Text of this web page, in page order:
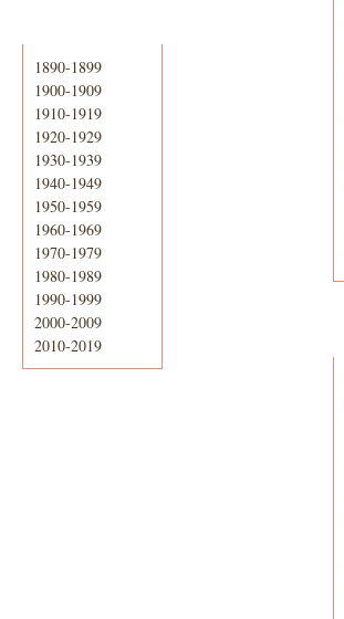
1890-1899
1900-1909
1910-1919
1920-1929
1930-1939
1940-1949
1950-1959
1960-1969
1970-1979
1980-1989
1990-1999
2000-2009
2010-2019